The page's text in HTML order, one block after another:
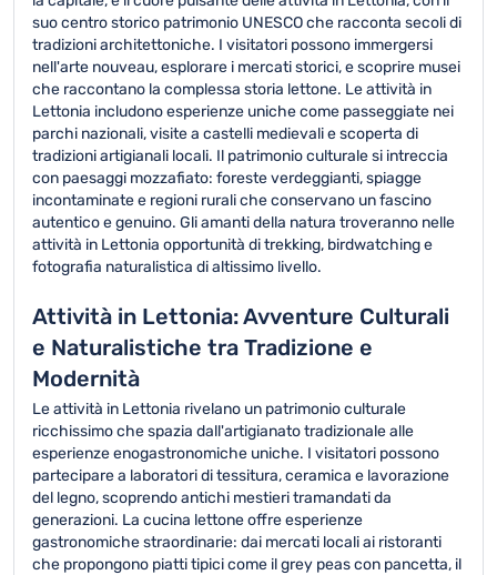
suo centro storico patrimonio UNESCO che racconta secoli di
tradizioni architettoniche. I visitatori possono immergersi
nell'arte nouveau, esplorare i mercati storici, e scoprire musei
che raccontano la complessa storia lettone. Le attività in
Lettonia includono esperienze uniche come passeggiate nei
parchi nazionali, visite a castelli medievali e scoperta di
tradizioni artigianali locali. Il patrimonio culturale si intreccia
con paesaggi mozzafiato: foreste verdeggianti, spiagge
incontaminate e regioni rurali che conservano un fascino
autentico e genuino. Gli amanti della natura troveranno nelle
attività in Lettonia opportunità di trekking, birdwatching e
fotografia naturalistica di altissimo livello.
Attività in Lettonia: Avventure Culturali
e Naturalistiche tra Tradizione e
Modernità
Le attività in Lettonia rivelano un patrimonio culturale
ricchissimo che spazia dall'artigianato tradizionale alle
esperienze enogastronomiche uniche. I visitatori possono
partecipare a laboratori di tessitura, ceramica e lavorazione
del legno, scoprendo antichi mestieri tramandati da
generazioni. La cucina lettone offre esperienze
gastronomiche straordinarie: dai mercati locali ai ristoranti
che propongono piatti tipici come il grey peas con pancetta, il